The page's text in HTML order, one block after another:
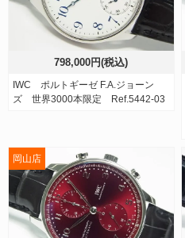
798,000円(税込)
IWC ポルトギーゼ F.A.ジョーン
ズ 世界3000本限定 Ref.5442-03
岡山店